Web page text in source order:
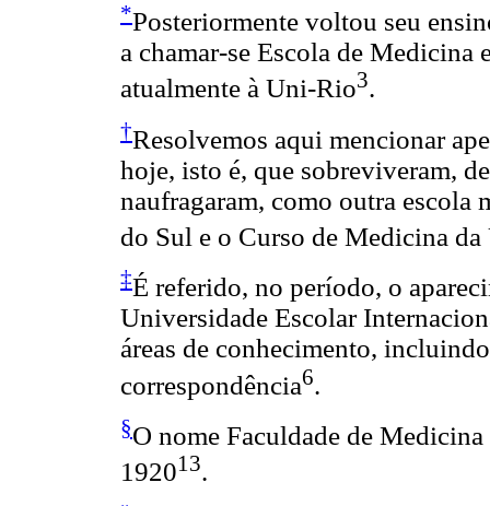
*Posteriormente voltou seu
a chamar-se Escola de
atualmente à Uni-Rio3.
†Resolvemos aqui mencionar
hoje, isto é, que sobreviveram,
naufragaram, como outra escola
do Sul e o Curso de Medicina
‡É referido, no período, o
Universidade Escolar
áreas de conhecimento,
correspondência6.
§O nome Faculdade de
192013.